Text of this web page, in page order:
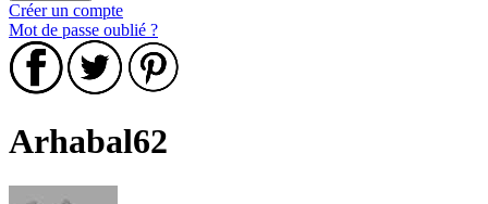
Créer un compte
Mot de passe oublié ?
Arhabal62